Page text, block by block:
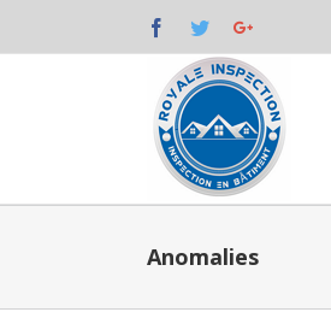
Facebook
TwitterGoogleplus
Anomalies